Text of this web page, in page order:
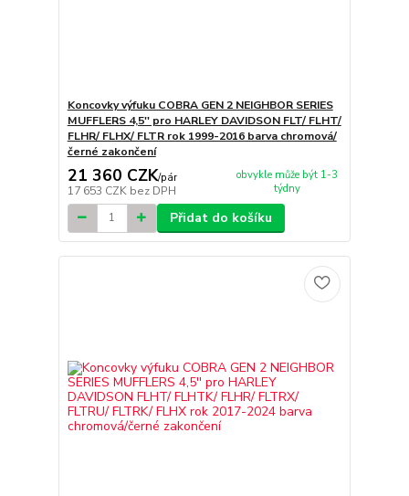
Koncovky výfuku COBRA GEN 2 NEIGHBOR SERIES
MUFFLERS 4,5'' pro HARLEY DAVIDSON FLT/ FLHT/
FLHR/ FLHX/ FLTR rok 1999-2016 barva chromová/
černé zakončení
21 360 CZK/pár
17 653 CZK bez DPH
obvykle může být 1-3
týdny
Přidat do košíku